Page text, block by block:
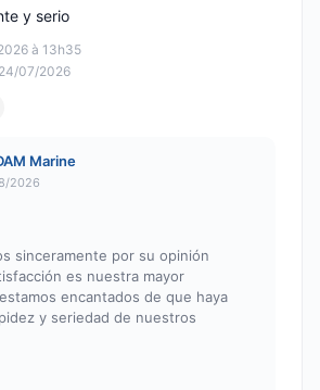
à 13h35
07/2026
y serio
Marine
2026
sinceramente por su opinión
es nuestra mayor
encantados de que haya
y seriedad de nuestros